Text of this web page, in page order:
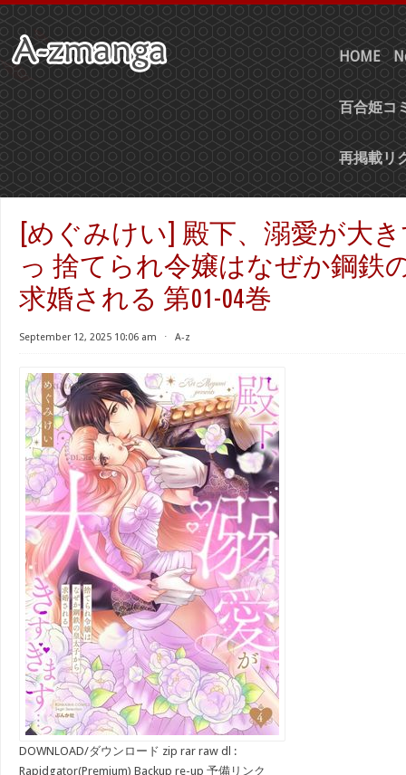
HOME
百合姫コ
再掲載リ
[めぐみけい] 殿下、溺愛が大
っ 捨てられ令嬢はなぜか鋼鉄
求婚される 第01-04巻
September 12, 2025 10:06 am ⋅ A-z
DOWNLOAD/ダウンロード zip rar raw dl :
Rapidgator(Premium) Backup re-up 予備リンク